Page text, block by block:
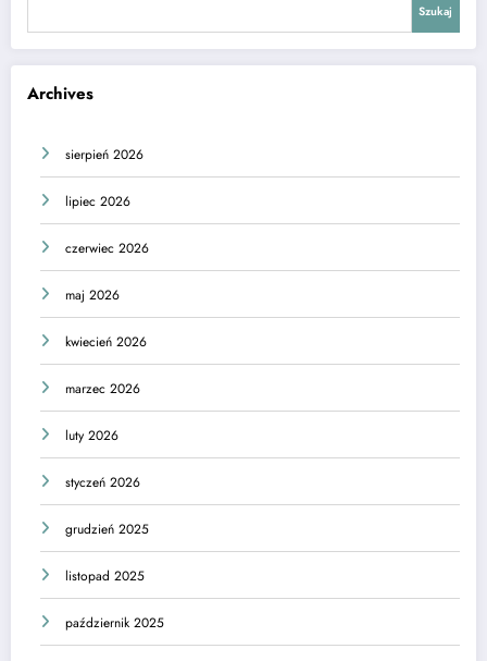
Szukaj
Archives
sierpień 2026
lipiec 2026
czerwiec 2026
maj 2026
kwiecień 2026
marzec 2026
luty 2026
styczeń 2026
grudzień 2025
listopad 2025
październik 2025